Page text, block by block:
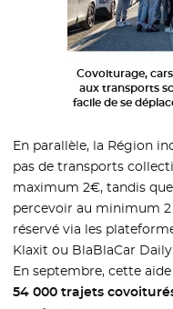
Covoiturage,
aux transports
facile de se
En parallèle, la Région
pas de transports
maximum 2€, tandis
percevoir au minimum
réservé via les
Klaxit ou BlaBlaCar Daily.
En septembre, cette
54 000 trajets